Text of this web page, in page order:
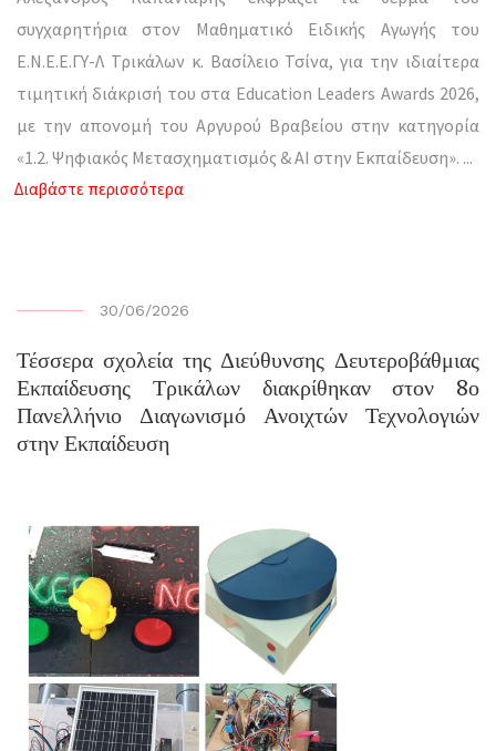
συγχαρητήρια στον Μαθηματικό Ειδικής Αγωγής του
Ε.Ν.Ε.Ε.ΓΥ-Λ Τρικάλων κ. Βασίλειο Τσίνα, για την ιδιαίτερα
τιμητική διάκρισή του στα Education Leaders Awards 2026,
με την απονομή του Αργυρού Βραβείου στην κατηγορία
«1.2. Ψηφιακός Μετασχηματισμός & ΑΙ στην Εκπαίδευση». ...
Διαβάστε περισσότερα
30/06/2026
Τέσσερα σχολεία της Διεύθυνσης Δευτεροβάθμιας
Εκπαίδευσης Τρικάλων διακρίθηκαν στον 8ο
Πανελλήνιο Διαγωνισμό Ανοιχτών Τεχνολογιών
στην Εκπαίδευση